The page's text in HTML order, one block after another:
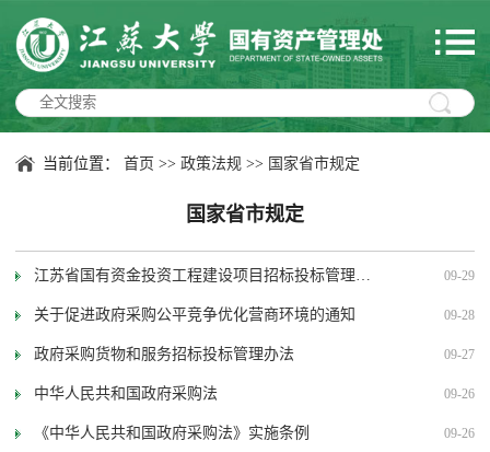
当前位置： 首页 >> 政策法规 >> 国家省市规定
国家省市规定
江苏省国有资金投资工程建设项目招标投标管理办
法（省政府令第120号）
09-29
关于促进政府采购公平竞争优化营商环境的通知 09-28
政府采购货物和服务招标投标管理办法 09-27
中华人民共和国政府采购法 09-26
《中华人民共和国政府采购法》实施条例 09-26